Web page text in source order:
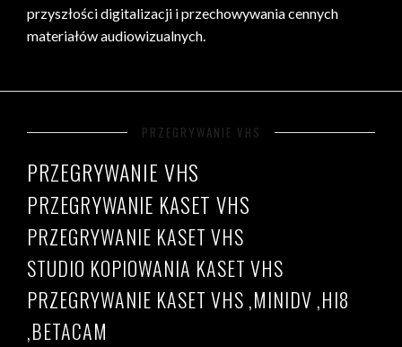
przyszłości digitalizacji i przechowywania cennych
materiałów audiowizualnych.
PRZEGRYWANIE VHS
PRZEGRYWANIE VHS
PRZEGRYWANIE KASET VHS
PRZEGRYWANIE KASET VHS
STUDIO KOPIOWANIA KASET VHS
PRZEGRYWANIE KASET VHS ,MINIDV ,HI8
,BETACAM